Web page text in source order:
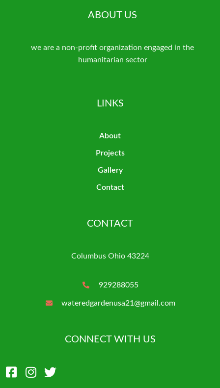
ABOUT US
we are a non-profit organization engaged in the
humanitarian sector
LINKS
About
Projects
Gallery
Contact
CONTACT
Columbus Ohio 43224
929288055
wateredgardenusa21@gmail.com
CONNECT WITH US